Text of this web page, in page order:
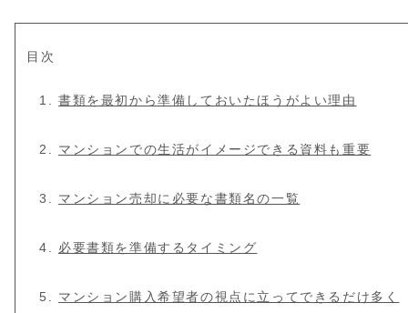
目次
書類を最初から準備しておいたほうがよい理由
マンションでの生活がイメージできる資料も重要
マンション売却に必要な書類名の一覧
必要書類を準備するタイミング
マンション購入希望者の視点に立ってできるだけ多く